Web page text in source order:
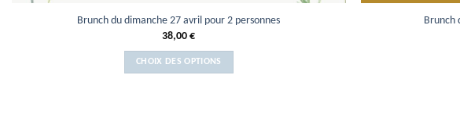
Brunch du dimanche 27 avril pour 2 personnes
38,00€
CHOIX DES OPTIONS
Brunch